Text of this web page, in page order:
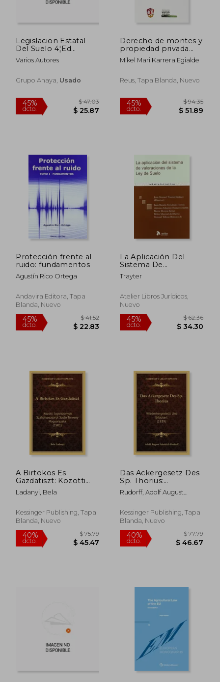
45%
dcto. $ 56.63
45%
dcto.
Legislacion Estatal
Del Suelo 4¦Ed
Tecnos 02
Varios Autores
Grupo Anaya, Usado
Derecho de montes y
propiedad privada
(Derecho Agrario y
Alimentario)
Mikel Mari Karrera Egialde
Reus, Tapa Blanda, Nuevo
dcto.
Protección frente al
ruido: fundamentos
Agustín Rico Ortega
Andavira Editora, Tapa
Blanda, Nuevo
45%
La Aplicación Del
Sistema De
Valoraciones De La
Ley De Suelo
Trayter
Atelier Libros Jurídicos,
Nuevo
45%
A Birtokos Es
Gazdatiszt: Kozotti
Jogviszonyok
Szabalyozasarol
Magyarazata (1901)
(en Húngaro)
Ladanyi, Bela
Kessinger Publishing, Tapa
Blanda, Nuevo
Das Ackergesetz Des
Sp. Thorius:
Wiederhergestellt
Und Erlautert (1839)
Rudorff, Adolf August
Kessinger Publishing, Tapa
Blanda, Nuevo